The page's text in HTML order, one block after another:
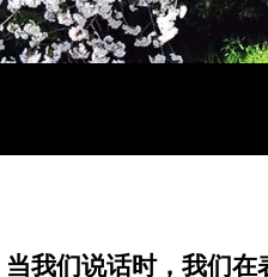
我们说话时，我们在